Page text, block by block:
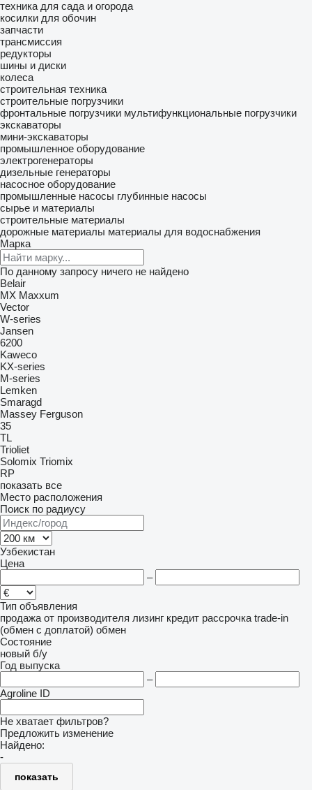
техника для сада и огорода
косилки для обочин
запчасти
трансмиссия
редукторы
шины и диски
колеса
строительная техника
строительные погрузчики
фронтальные погрузчики мультифункциональные погрузчики
экскаваторы
мини-экскаваторы
промышленное оборудование
электрогенераторы
дизельные генераторы
насосное оборудование
промышленные насосы глубинные насосы
сырье и материалы
строительные материалы
дорожные материалы материалы для водоснабжения
Марка
По данному запросу ничего не найдено
Belair
MX Maxxum
Vector
W-series
Jansen
6200
Kaweco
KX-series
M-series
Lemken
Smaragd
Massey Ferguson
35
TL
Trioliet
Solomix Triomix
RP
показать все
Место расположения
Поиск по радиусу
Узбекистан
Цена
–
Тип объявления
продажа от производителя лизинг кредит рассрочка trade-in
(обмен с доплатой) обмен
Состояние
новый б/у
Год выпуска
–
Agroline ID
Не хватает фильтров?
Предложить изменение
Найдено:
-
показать